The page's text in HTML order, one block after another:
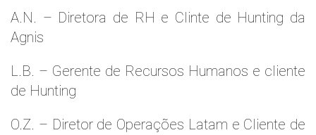
A.N. – Diretora de RH e Clinte de Hunting da
Agnis
L.B. – Gerente de Recursos Humanos e cliente
de Hunting
O.Z. – Diretor de Operações Latam e Cliente de